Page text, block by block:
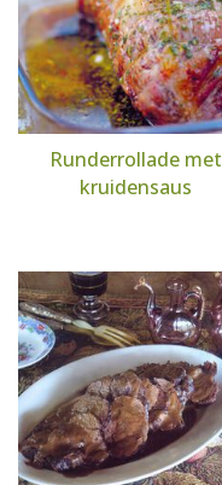
Runderrollade met
kruidensaus